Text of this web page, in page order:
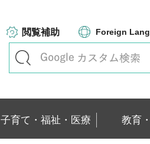
閲覧補助 Foreign
子育て・福祉・医療 教育